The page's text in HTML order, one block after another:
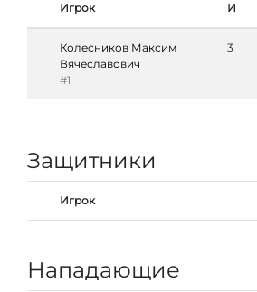
Игрок И
Колесников Максим
Вячеславович
#1
3
Защитники
Игрок
Нападающие